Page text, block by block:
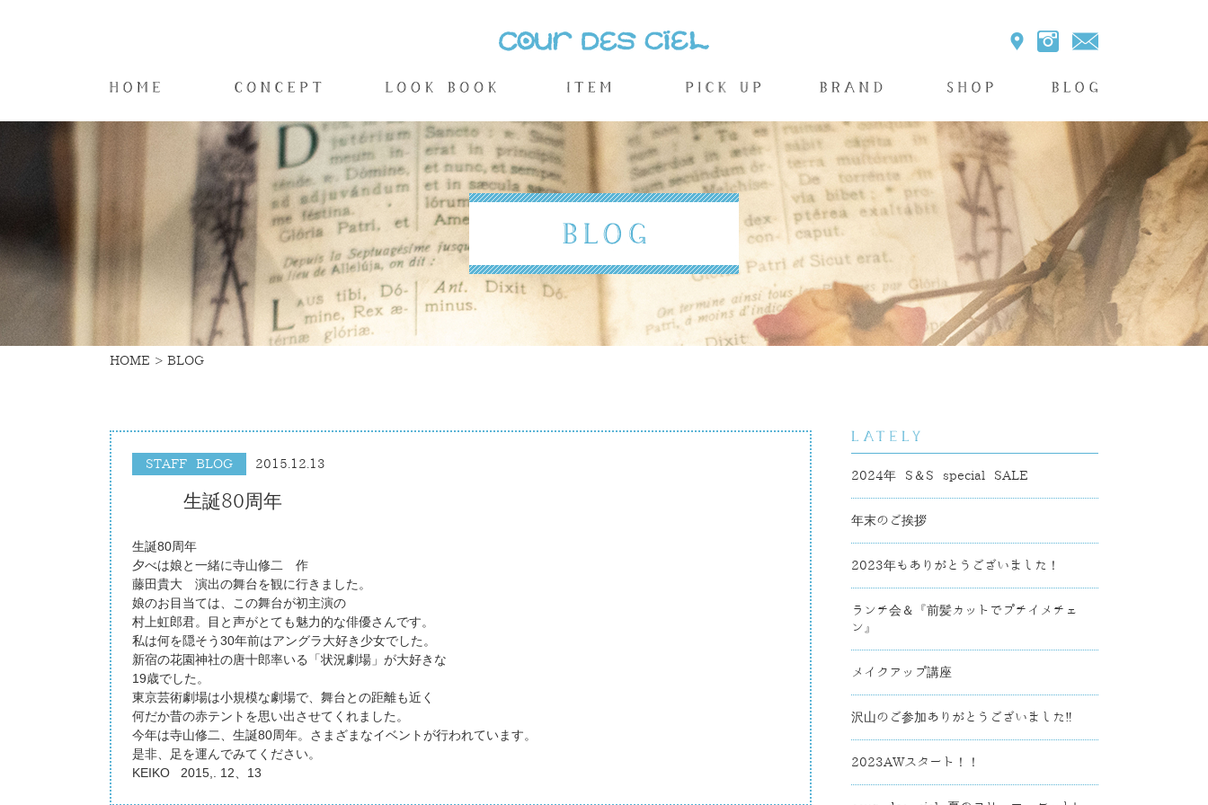
HOME BLOG
STAFF BLOG 2015.12.13
生誕80周年
生誕80周年
夕べは娘と一緒に寺山修二 作
藤田貴大 演出の舞台を観に行きました。
娘のお目当ては、この舞台が初主演の
村上虹郎君。目と声がとても魅力的な俳優さんです。
私は何を隠そう30年前はアングラ大好き少女でした。
新宿の花園神社の唐十郎率いる「状況劇場」が大好きな
19歳でした。
東京芸術劇場は小規模な劇場で、舞台との距離も近く
何だか昔の赤テントを思い出させてくれました。
今年は寺山修二、生誕80周年。さまざまなイベントが行われています。
是非、足を運んでみてください。
KEIKO 2015,. 12、13
2024年 S＆S special SALE
年末のご挨拶
2023年もありがとうございました！
ランチ会＆『前髪カットでプチイメチェ
ン』
メイクアップ講座
沢山のご参加ありがとうございました‼
2023AWスタート！！